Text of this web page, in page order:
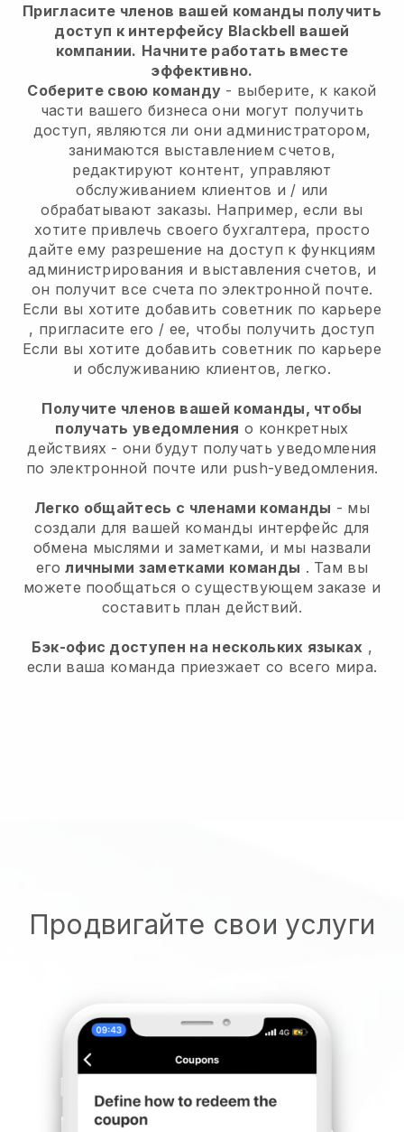
Пригласите членов вашей команды получить
доступ к интерфейсу Blackbell вашей
компании. Начните работать вместе
эффективно.
Соберите свою команду - выберите, к какой
части вашего бизнеса они могут получить
доступ, являются ли они администратором,
занимаются выставлением счетов,
редактируют контент, управляют
обслуживанием клиентов и / или
обрабатывают заказы. Например, если вы
хотите привлечь своего бухгалтера, просто
дайте ему разрешение на доступ к функциям
администрирования и выставления счетов, и
он получит все счета по электронной почте.
Если вы хотите добавить советник по карьере
, пригласите его / ее, чтобы получить доступ
Если вы хотите добавить советник по карьере
и обслуживанию клиентов, легко.
Получите членов вашей команды, чтобы
получать уведомления о конкретных
действиях - они будут получать уведомления
по электронной почте или push-уведомления.
Легко общайтесь с членами команды - мы
создали для вашей команды интерфейс для
обмена мыслями и заметками, и мы назвали
еголичными заметками команды . Там вы
можете пообщаться о существующем заказе и
составить план действий.
Бэк-офис доступен на нескольких языках ,
если ваша команда приезжает со всего мира.
Продвигайте свои услуги